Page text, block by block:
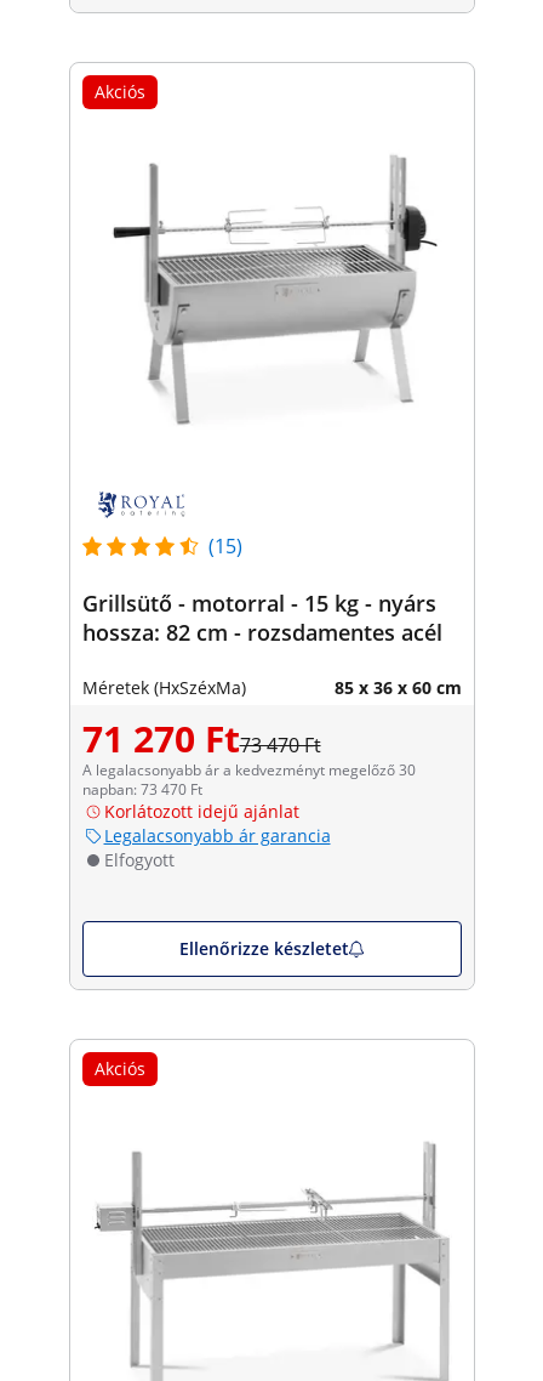
Akciós
(15)
Grillsütő - motorral - 15 kg - nyárs
hossza: 82 cm - rozsdamentes acél
Méretek (HxSzéxMa) 85 x 36 x 60 cm
71 270 Ft73 470 Ft
A legalacsonyabb ár a kedvezményt megelőző 30
napban: 73 470 Ft
Korlátozott idejű ajánlat
Legalacsonyabb ár garancia
Elfogyott
Ellenőrizze készletet
Akciós